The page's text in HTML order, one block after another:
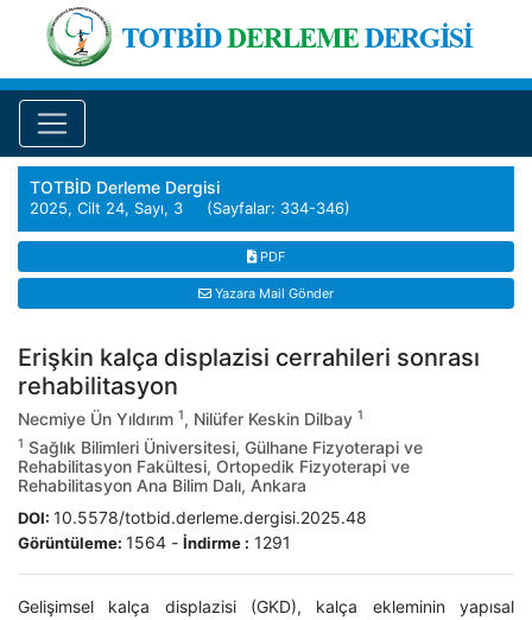
TOTBİD Derleme Dergisi
2025, Cilt 24, Sayı, 3 (Sayfalar: 334-346)
PDF
Yazara Mail Gönder
Erişkin kalça displazisi cerrahileri sonrası
rehabilitasyon
Necmiye Ün Yıldırım 1, Nilüfer Keskin Dilbay 1
1 Sağlık Bilimleri Üniversitesi, Gülhane Fizyoterapi ve
Rehabilitasyon Fakültesi, Ortopedik Fizyoterapi ve
Rehabilitasyon Ana Bilim Dalı, Ankara
DOI: 10.5578/totbid.derleme.dergisi.2025.48
Görüntüleme: 1564 - İndirme : 1291
Gelişimsel kalça displazisi (GKD), kalça ekleminin yapısal